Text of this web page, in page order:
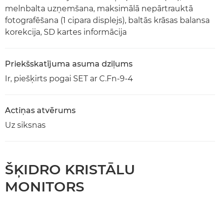
melnbalta uzņemšana, maksimālā nepārtrauktā
fotografēšana (1 cipara displejs), baltās krāsas balansa
korekcija, SD kartes informācija
Priekšskatījuma asuma dziļums
Ir, piešķirts pogai SET ar C.Fn-9-4
Actiņas atvērums
Uz siksnas
ŠĶIDRO KRISTĀLU
MONITORS